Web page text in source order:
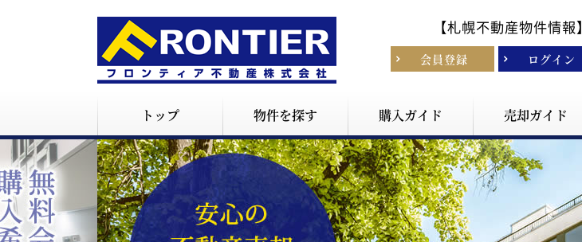
【札幌不動産物件情報】
会員登録 ログイン
トップ 物件を探す 購入ガイド 売却ガイド